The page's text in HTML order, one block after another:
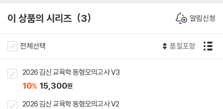
이 상품의 시리즈 3 알림신청
전체선택 품절포함
2026 김신 교육학 동형모의고사 V3
10% 15,300원
2026 김신 교육학 동형모의고사 V2